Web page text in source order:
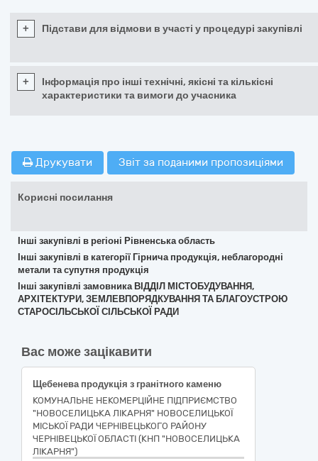
+ Підстави для відмови в участі у процедурі закупівлі
+
Інформація про інші технічні, якісні та кількісні
характеристики та вимоги до учасника
Друкувати Звіт за поданими пропозиціями
Корисні посилання
Інші закупівлі в регіоні Рівненська область
Інші закупівлі в категорії Гірнича продукція, неблагородні
метали та супутня продукція
Інші закупівлі замовника ВІДДІЛ МІСТОБУДУВАННЯ,
АРХІТЕКТУРИ, ЗЕМЛЕВПОРЯДКУВАННЯ ТА БЛАГОУСТРОЮ
СТАРОСІЛЬСЬКОЇ СІЛЬСЬКОЇ РАДИ
Вас може зацікавити
Щебенева продукція з гранітного каменю
КОМУНАЛЬНЕ НЕКОМЕРЦІЙНЕ ПІДПРИЄМСТВО
"НОВОСЕЛИЦЬКА ЛІКАРНЯ" НОВОСЕЛИЦЬКОЇ
МІСЬКОЇ РАДИ ЧЕРНІВЕЦЬКОГО РАЙОНУ
ЧЕРНІВЕЦЬКОЇ ОБЛАСТІ (КНП "НОВОСЕЛИЦЬКА
ЛІКАРНЯ")